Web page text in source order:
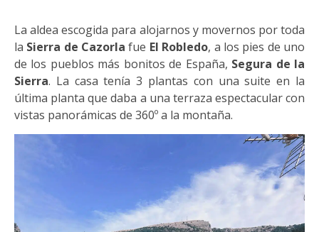
La aldea escogida para alojarnos y movernos por toda
la Sierra de Cazorla fue El Robledo, a los pies de uno
de los pueblos más bonitos de España, Segura de la
Sierra. La casa tenía 3 plantas con una suite en la
última planta que daba a una terraza espectacular con
vistas panorámicas de 360º a la montaña.